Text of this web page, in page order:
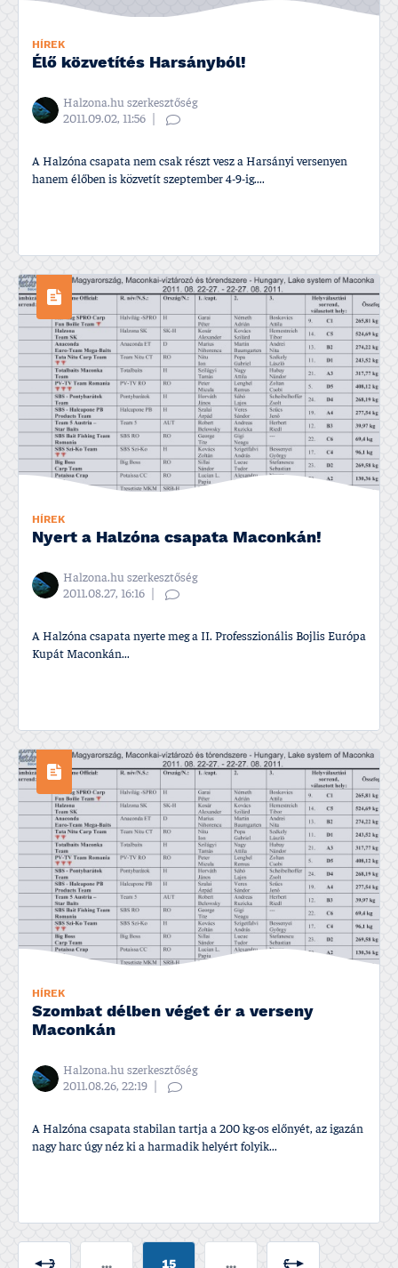
HÍREK
Élő közvetí­tés Harsányból!
Halzona.hu szerkesztőség
2011.09.02, 11:56
A Halzóna csapata nem csak részt vesz a Harsányi versenyen
hanem élőben is közvetí­t szeptember 4-9-ig....
HÍREK
Nyert a Halzóna csapata Maconkán!
Halzona.hu szerkesztőség
2011.08.27, 16:16
A Halzóna csapata nyerte meg a II. Professzionális Bojlis Európa
Kupát Maconkán...
HÍREK
Szombat délben véget ér a verseny
Maconkán
Halzona.hu szerkesztőség
2011.08.26, 22:19
A Halzóna csapata stabilan tartja a 200 kg-os előnyét, az igazán
nagy harc úgy néz ki a harmadik helyért folyik...
... 15 ...